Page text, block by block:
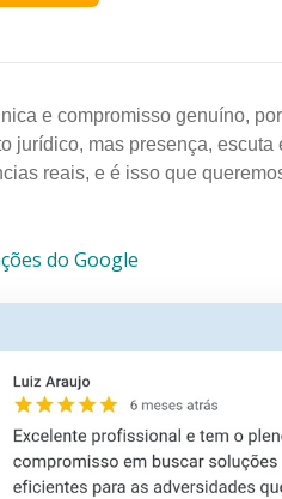
e compromisso genuíno,
mas presença, escuta
reais, e é isso que
do Google